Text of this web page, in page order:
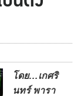
โดย…เกศริ
นทร์ พารา